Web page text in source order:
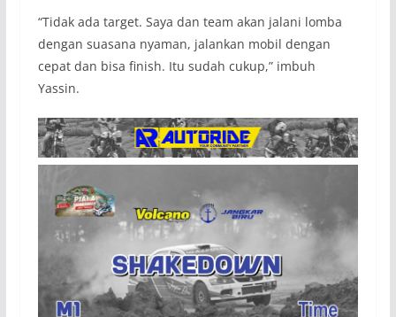
“Tidak ada target. Saya dan team akan jalani lomba
dengan suasana nyaman, jalankan mobil dengan
cepat dan bisa finish. Itu sudah cukup,” imbuh
Yassin.